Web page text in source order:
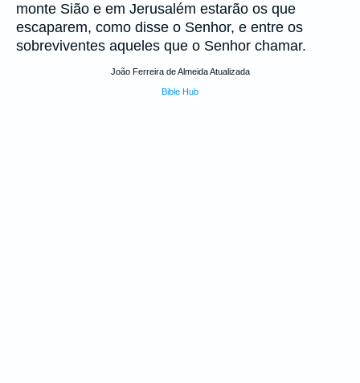
monte Sião e em Jerusalém estarão os que
escaparem, como disse o Senhor, e entre os
sobreviventes aqueles que o Senhor chamar.
João Ferreira de Almeida Atualizada
Bible Hub